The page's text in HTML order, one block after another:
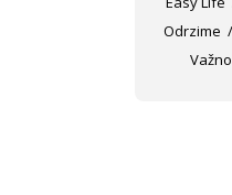
Odrzime
Važno